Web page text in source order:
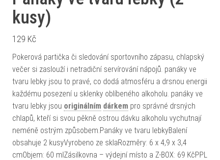
kusy)
129 Kč
Pokerová partička či sledování sportovního zápasu, chlapský
večer si zaslouží i netradiční servírování nápojů. panáky ve
tvaru lebky jsou to pravé, co dodá atmosféru a drsnou energii
každému posezení u sklenky oblíbeného alkoholu. panáky ve
tvaru lebky jsou originálním dárkem pro správné drsných
chlapů, kteří si svou pěkně ostrou dávku alkoholu vychutnají
neméně ostrým způsobem.Panáky ve tvaru lebkyBalení
obsahuje 2 kusyVyrobeno ze sklaRozměry: 6 x 4,9 x 3,4
cmObjem: 60 mlZásilkovna – výdejní místo a Z-BOX: 69 KčPPL